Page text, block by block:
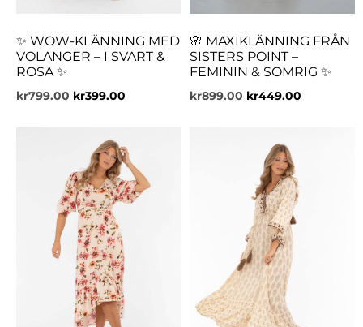
✨ WOW-KLÄNNING MED
VOLANGER – I SVART &
ROSA ✨
kr799.00 kr399.00
🌸 MAXIKLÄNNING FRÅN
SISTERS POINT –
FEMININ & SOMRIG ✨
kr899.00 kr449.00